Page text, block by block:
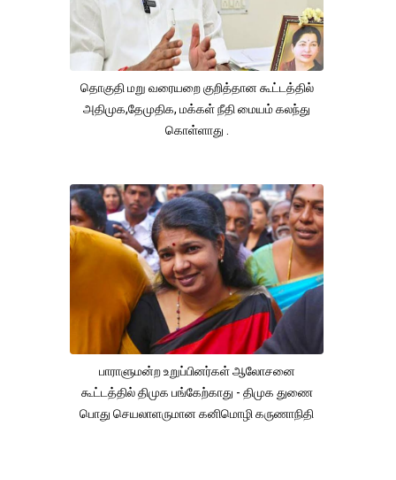
தொகுதி மறு வரையறை குறித்தான கூட்டத்தில்
அதிமுக,தேமுதிக, மக்கள் நீதி மையம் கலந்து
கொள்ளாது .
பாராளுமன்ற உறுப்பினர்கள் ஆலோசனை
கூட்டத்தில் திமுக பங்கேற்காது - திமுக துணை
பொது செயலாளருமான கனிமொழி கருணாநிதி